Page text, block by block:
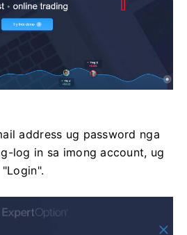
address ug password nga
log in sa imong account, ug